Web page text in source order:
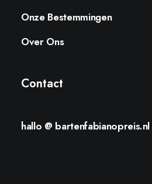
Onze Bestemmingen
Over Ons
Contact
hallo @ bartenfabianopreis.nl